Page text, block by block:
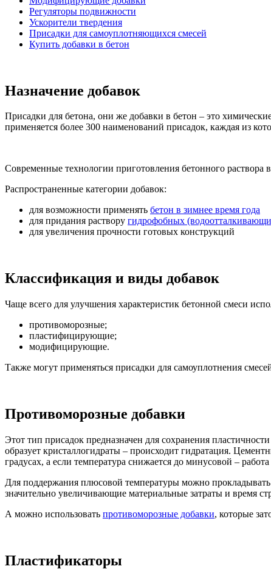
Регуляторы подвижности
Ускорители твердения
Присадки для самоуплотняющихся смесей
Купить добавки в бетон
Назначение добавок
Присадки для бетона, они же добавки в бетон – это
применяется более 300 наименований присадок, каждая из
Современные технологии приготовления бетонного раствора
Распространенные категории добавок:
для возможности применять бетон в зимнее время года
для придания раствору гидрофобных
для увеличения прочности готовых конструкций
Классификация и виды добавок
Чаще всего для улучшения характеристик бетонной смеси
противоморозные;
пластифицирующие;
модифицирующие.
Также могут применяться присадки для самоуплотнения
Противоморозные добавки
Этот тип присадок предназначен для сохранения
образует кристаллогидраты – происходит гидратация.
градусах, а если температура снижается до минусовой –
Для поддержания плюсовой температуры можно
значительно увеличивающие материальные затраты и время
А можно использовать противоморозные добавки, которые
Пластификаторы